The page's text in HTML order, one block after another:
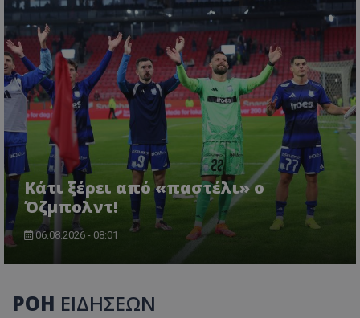
Κάτι ξέρει από «παστέλι» ο
Όζμπολντ!
06.08.2026 - 08:01
ΡΟΗ ΕΙΔΗΣΕΩΝ